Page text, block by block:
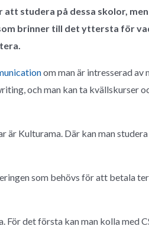
studera på dessa skolor,
brinner till det yttersta för
om man är intresserad av
och man kan ta kvällskurser
är Kulturama. Där kan man
som behövs för att betala
det första kan man kolla med